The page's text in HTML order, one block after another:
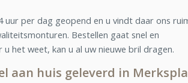
uur per dag geopend en u vindt daar ons
Bestellen gaat snel en
u het weet, kan u al uw nieuwe bril dragen.
aan huis geleverd in